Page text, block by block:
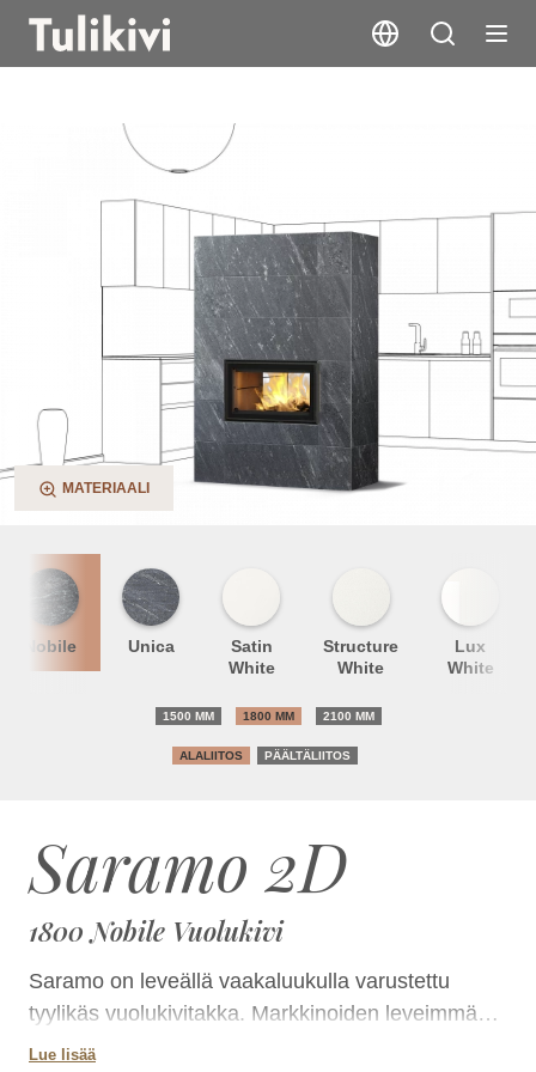
Saramo 2D
MATERIAALI
Saramo 2D
1800 Nobile Vuolukivi
Saramo on leveällä vaakaluukulla varustettu
tyylikäs vuolukivitakka. Markkinoiden leveimmän
luukun kautta tuli näkyy kauniisti ja kauas.Takkaa
Lue lisää
Nobile Unica
Satin
White
Structure
White
Lux
White
1500 MM 1800 MM 2100 MM
ALALIITOS PÄÄLTÄLIITOS